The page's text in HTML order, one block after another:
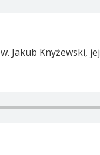
Jakub Knyżewski,